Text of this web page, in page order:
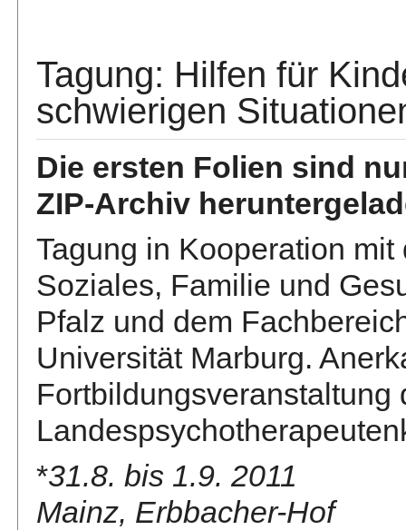
Tagung: Hilfen für
schwierigen
Die ersten Folien sind
ZIP-Archiv
Tagung in Kooperation
Soziales, Familie und
Pfalz und dem
Universität Marburg.
Fortbildungsveranstaltung
*31.8. bis 1.9. 2011
Mainz, Erbbacher-Hof